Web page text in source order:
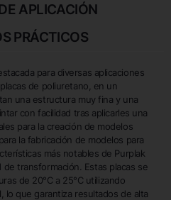
APLICACIÓN
PRÁCTICOS
para diversas aplicaciones
de poliuretano, en un
una estructura muy fina y una
con facilidad tras aplicarles una
para la creación de modelos
la fabricación de modelos para
más notables de Purplak
transformación. Estas placas se
de 20°C a 25°C utilizando
lo que garantiza resultados de alta